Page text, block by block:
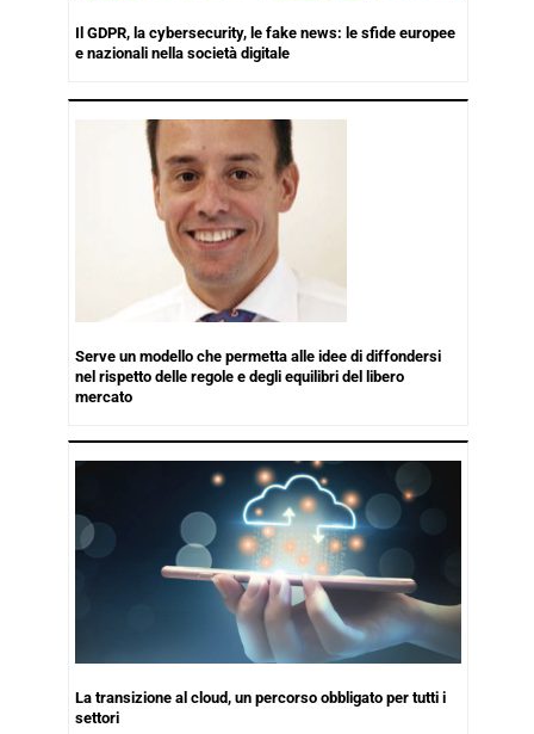
Il GDPR, la cybersecurity, le fake news: le sfide europee
e nazionali nella società digitale
Serve un modello che permetta alle idee di diffondersi
nel rispetto delle regole e degli equilibri del libero
mercato
La transizione al cloud, un percorso obbligato per tutti i
settori